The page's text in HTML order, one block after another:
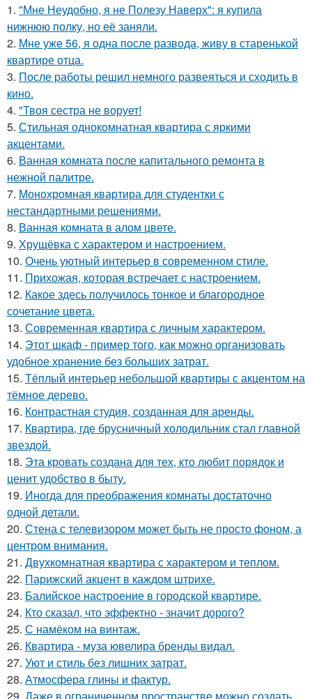
1. "Мне Неудобно, я не Полезу Наверх": я купила
нижнюю полку, но её заняли.
2. Мне уже 56, я одна после развода, живу в старенькой
квартире отца.
3. После работы решил немного развеяться и сходить в
кино.
4. "Твоя сестра не ворует!
5. Стильная однокомнатная квартира с яркими
акцентами.
6. Ванная комната после капитального ремонта в
нежной палитре.
7. Монохромная квартира для студентки с
нестандартными решениями.
8. Ванная комната в алом цвете.
9. Хрущёвка с характером и настроением.
10. Очень уютный интерьер в современном стиле.
11. Прихожая, которая встречает с настроением.
12. Какое здесь получилось тонкое и благородное
сочетание цвета.
13. Современная квартира с личным характером.
14. Этот шкаф - пример того, как можно организовать
удобное хранение без больших затрат.
15. Тёплый интерьер небольшой квартиры с акцентом на
тёмное дерево.
16. Контрастная студия, созданная для аренды.
17. Квартира, где брусничный холодильник стал главной
звездой.
18. Эта кровать создана для тех, кто любит порядок и
ценит удобство в быту.
19. Иногда для преображения комнаты достаточно
одной детали.
20. Стена с телевизором может быть не просто фоном, а
центром внимания.
21. Двухкомнатная квартира с характером и теплом.
22. Парижский акцент в каждом штрихе.
23. Балийское настроение в городской квартире.
24. Кто сказал, что эффектно - значит дорого?
25. С намёком на винтаж.
26. Квартира - муза ювелира бренды видал.
27. Уют и стиль без лишних затрат.
28. Атмосфера глины и фактур.
29. Даже в ограниченном пространстве можно создать